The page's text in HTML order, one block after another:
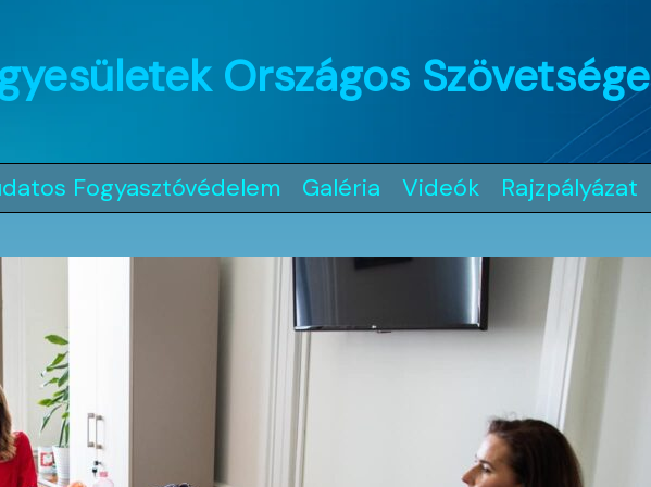
Országos Szövetsége
Fogyasztóvédelem Galéria Videók Rajzpályázat